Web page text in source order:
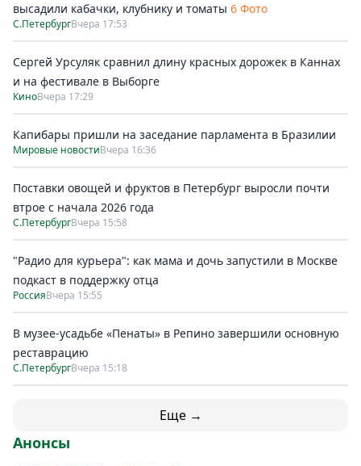
высадили кабачки, клубнику и томаты 6 Фото
С.ПетербургВчера 17:53
Сергей Урсуляк сравнил длину красных дорожек в Каннах
и на фестивале в Выборге
КиноВчера 17:29
Капибары пришли на заседание парламента в Бразилии
Мировые новостиВчера 16:36
Поставки овощей и фруктов в Петербург выросли почти
втрое с начала 2026 года
С.ПетербургВчера 15:58
"Радио для курьера": как мама и дочь запустили в Москве
подкаст в поддержку отца
РоссияВчера 15:55
В музее-усадьбе «Пенаты» в Репино завершили основную
реставрацию
С.ПетербургВчера 15:18
Еще →
Анонсы